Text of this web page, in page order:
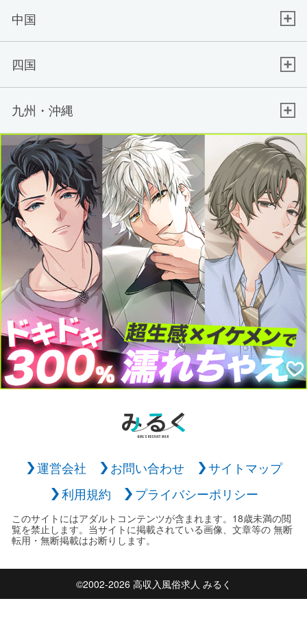
中国
四国
九州・沖縄
運営会社 お問い合わせ
サイトマップ
利用規約
プライバシーポリシー
このサイトにはアダルトコンテンツが含まれます。18歳未満の閲
覧を禁止します。当サイトに掲載されている画像、文章等の 無断
転用・無断掲載はお断りします。
©2002-2026 高収入風俗求人 みるく